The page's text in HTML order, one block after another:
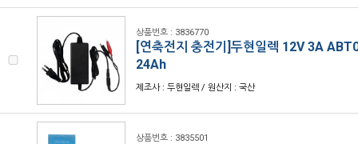
상품번호 : 3836770
[연축전지 충전기]두현일렉 12V 3A
24Ah
제조사 : 두현일렉 / 원산지 : 국산
상품번호 : 3835501